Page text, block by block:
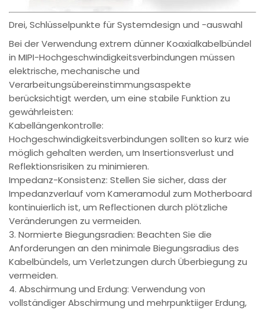
Drei, Schlüsselpunkte für Systemdesign und -auswahl
Bei der Verwendung extrem dünner Koaxialkabelbündel
in MIPI-Hochgeschwindigkeitsverbindungen müssen
elektrische, mechanische und
Verarbeitungsübereinstimmungsaspekte
berücksichtigt werden, um eine stabile Funktion zu
gewährleisten:
Kabellängenkontrolle:
Hochgeschwindigkeitsverbindungen sollten so kurz wie
möglich gehalten werden, um Insertionsverlust und
Reflektionsrisiken zu minimieren.
Impedanz-Konsistenz: Stellen Sie sicher, dass der
Impedanzverlauf vom Kameramodul zum Motherboard
kontinuierlich ist, um Reflectionen durch plötzliche
Veränderungen zu vermeiden.
3. Normierte Biegungsradien: Beachten Sie die
Anforderungen an den minimale Biegungsradius des
Kabelbündels, um Verletzungen durch Überbiegung zu
vermeiden.
4. Abschirmung und Erdung: Verwendung von
vollständiger Abschirmung und mehrpunktiiger Erdung,